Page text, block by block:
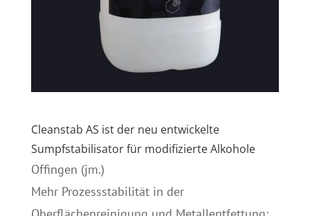
Cleanstab AS ist der neu entwickelte
Sumpfstabilisator für modifizierte Alkohole
Offingen (jm.)
Mehr Prozessstabilität in der